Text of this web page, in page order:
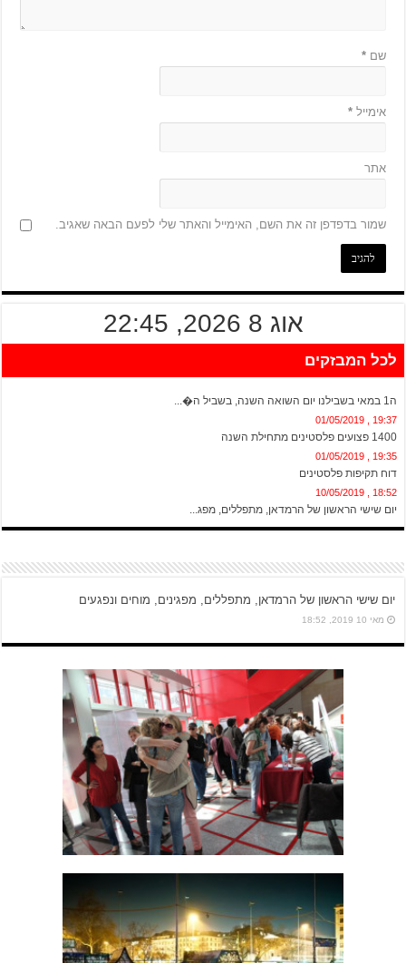
שם*
אימייל*
אתר
שמור בדפדפן זה את השם, האימייל והאתר שלי לפעם הבאה שאגיב.
אוג 8 2026, 22:45
לכל המבזקים
ה1 במאי בשבילנו יום השואה השנה, בשביל ה�...
19:37 , 01/05/2019
1400 פצועים פלסטינים מתחילת השנה
19:35 , 01/05/2019
דוח תקיפות פלסטינים
18:52 , 10/05/2019
יום שישי הראשון של הרמדאן, מתפללים, מפג...
יום שישי הראשון של הרמדאן, מתפללים, מפגינים, מוחים ונפגעים
מאי 10 2019, 18:52